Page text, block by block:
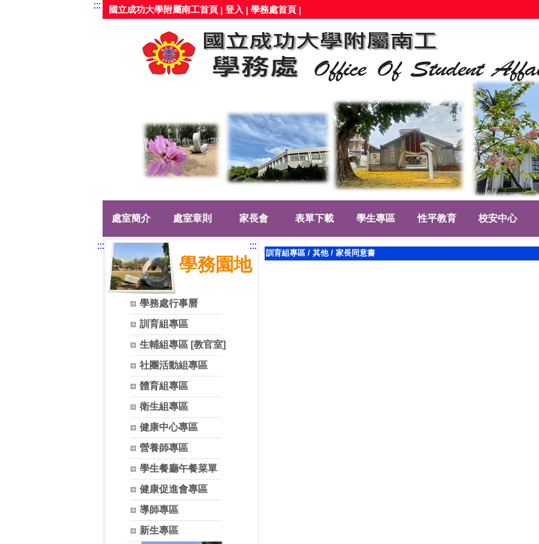
::: 國立成功大學附屬南工首頁| 登入 | 學務處首頁|
處室簡介 處室章則 家長會 表單下載 學生專區 性平教育 校安中心
:::
學務園地
學務處行事曆
訓育組專區
生輔組專區 [教官室]
社團活動組專區
體育組專區
衛生組專區
健康中心專區
營養師專區
學生餐廳午餐菜單
健康促進會專區
導師專區
新生專區
:::
訓育組專區/ 其他/ 家長同意書